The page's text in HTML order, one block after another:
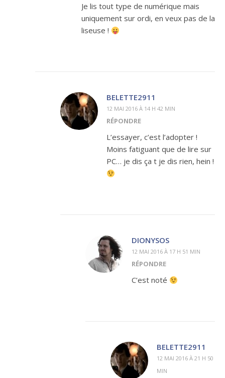
Je lis tout type de numérique mais
uniquement sur ordi, en veux pas de la
liseuse !
BELETTE2911
12 MAI 2016 À 14 H 42 MIN
RÉPONDRE
L’essayer, c’est l’adopter !
Moins fatiguant que de lire sur
PC… je dis ça t je dis rien, hein !
DIONYSOS
12 MAI 2016 À 17 H 51 MIN
RÉPONDRE
C’est noté
BELETTE2911
12 MAI 2016 À 21 H 50
MIN